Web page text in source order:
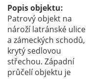
Popis objektu:
Patrový objekt na
nároží latránské ulice
a zámeckých schodů,
krytý sedlovou
střechou. Západní
průčelí objektu je